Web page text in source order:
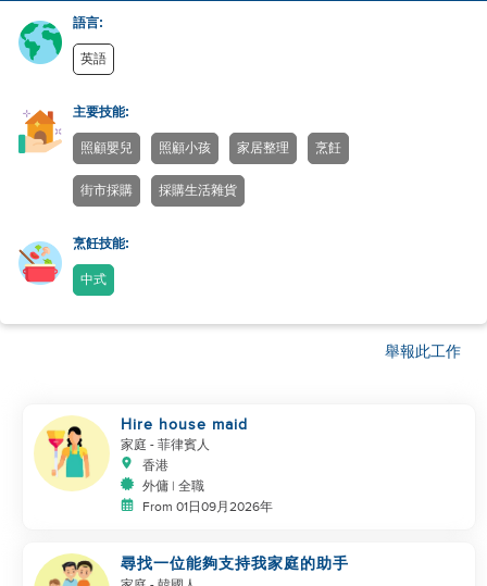
語言:
英語
主要技能:
照顧嬰兒 照顧小孩 家居整理 烹飪
街市採購 採購生活雜貨
烹飪技能:
中式
舉報此工作
Hire house maid
家庭 - 菲律賓人
香港
外傭 | 全職
From 01日09月2026年
尋找一位能夠支持我家庭的助手